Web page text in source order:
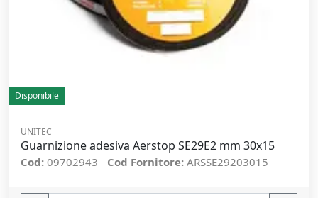
Disponibile
UNITEC
Guarnizione adesiva Aerstop SE29E2 mm 30x15
Cod: 09702943 Cod Fornitore: ARSSE29203015